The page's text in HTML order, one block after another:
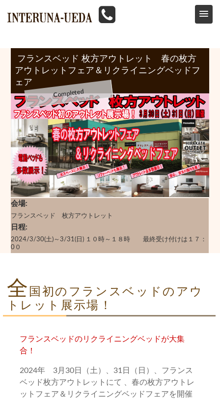
HOME >イベント情報 >フランスベッド
フランスベッド 枚方アウトレット 春の枚方アウトレットフェア＆リクライニングベッドフェア 3/30
フランスベッド 枚方アウトレット 春の枚方
アウトレットフェア＆リクライニングベッドフ
ェア
会場
フランスベッド 枚方アウトレット
日程
2024/3/30(土)～3/31(日) １０時～１８時 最終受け付けは１７：
0０
全 国初のフランスベッドのアウ
トレット展示場！
フランスベッドのリクライニングベッドが大集
合！
2024年 3月30日（土）、31日（日）、フランス
ベッド枚方アウトレットにて 、春の枚方アウトレ
ットフェア＆リクライニングベッドフェアを開催